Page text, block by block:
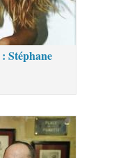
Stéphane